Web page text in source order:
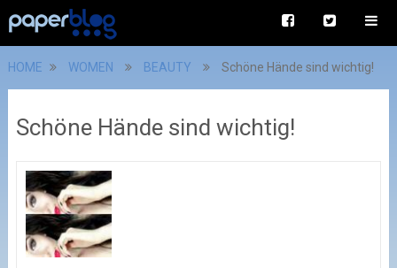
HOME WOMEN BEAUTY Schöne Hände sind wichtig!
Schöne Hände sind wichtig!